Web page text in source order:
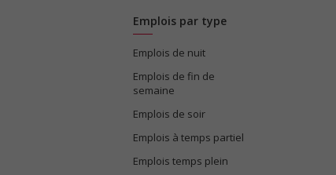
Emplois par type
Emplois de nuit
Emplois de fin de
semaine
Emplois de soir
Emplois à temps partiel
Emplois temps plein